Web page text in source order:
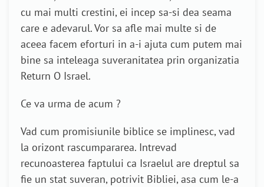
cu mai multi crestini, ei incep sa-si dea seama
care e adevarul. Vor sa afle mai multe si de
aceea facem eforturi in a-i ajuta cum putem mai
bine sa inteleaga suveranitatea prin organizatia
Return O Israel.
Ce va urma de acum ?
Vad cum promisiunile biblice se implinesc, vad
la orizont rascumpararea. Intrevad
recunoasterea faptului ca Israelul are dreptul sa
fie un stat suveran, potrivit Bibliei, asa cum le-a